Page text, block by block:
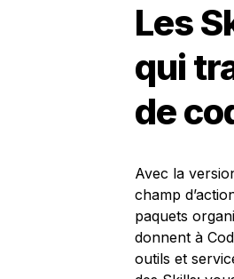
Les
qui
de
Avec la
champ
paquets
donnent à
outils et